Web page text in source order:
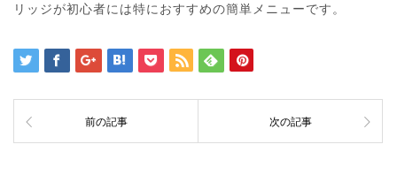
リッジが初心者には特におすすめの簡単メニューです。
前の記事 次の記事